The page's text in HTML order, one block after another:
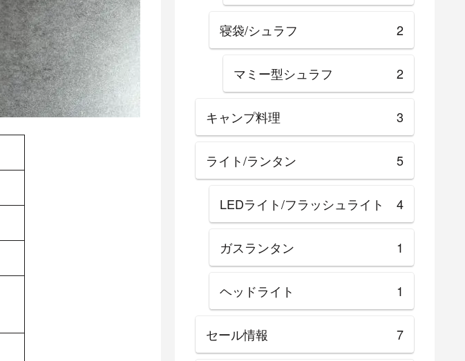
寝袋/シュラフ 2
マミー型シュラフ 2
キャンプ料理 3
ライト/ランタン 5
LEDライト/フラッシュライト 4
ガスランタン 1
ヘッドライト 1
セール情報 7